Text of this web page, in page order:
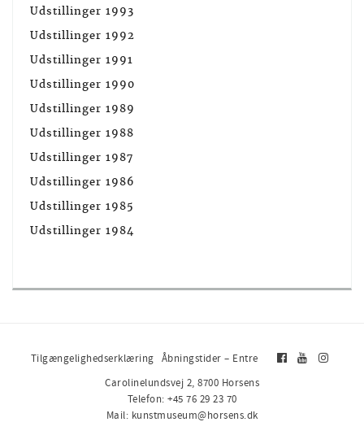
Udstillinger 1993
Udstillinger 1992
Udstillinger 1991
Udstillinger 1990
Udstillinger 1989
Udstillinger 1988
Udstillinger 1987
Udstillinger 1986
Udstillinger 1985
Udstillinger 1984
Tilgængelighedserklæring Åbningstider – Entre
Carolinelundsvej 2, 8700 Horsens
Telefon: +45 76 29 23 70
Mail: kunstmuseum@horsens.dk